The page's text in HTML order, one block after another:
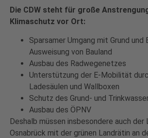
Die CDW steht für große
Klimaschutz vor Ort:
Sparsamer Umgang mit Grund und
Ausweisung von Bauland
Ausbau des Radwegenetzes
Unterstützung der E-Mobilität
Ladesäulen und Wallboxen
Schutz des Grund- und
Ausbau des ÖPNV
Deshalb müssen insbesondere auch der
Osnabrück mit der grünen Landrätin an